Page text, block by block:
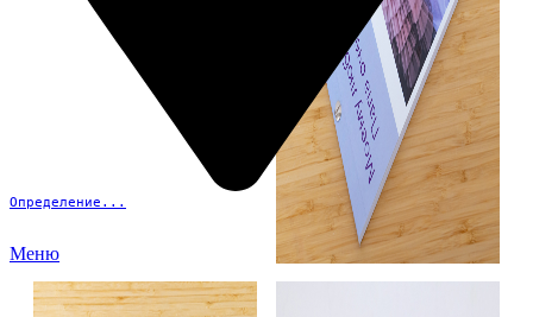
Определение...
Меню